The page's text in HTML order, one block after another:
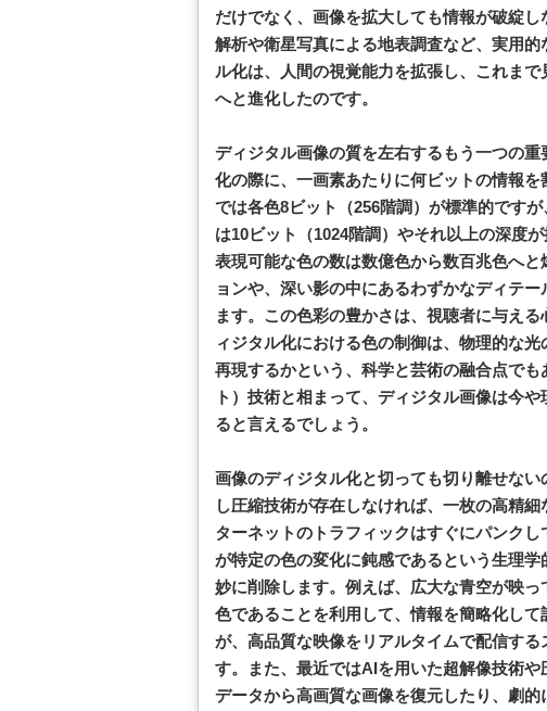
だけでなく、画像を拡大しても情報が破綻
解析や衛星写真による地表調査など、実用
ル化は、人間の視覚能力を拡張し、これま
へと進化したのです。
ディジタル画像の質を左右するもう一つの
化の際に、一画素あたりに何ビットの情報
では各色8ビット（256階調）が標準的です
は10ビット（1024階調）やそれ以上の深度
表現可能な色の数は数億色から数百兆色へ
ョンや、深い影の中にあるわずかなディテ
ます。この色彩の豊かさは、視聴者に与え
ィジタル化における色の制御は、物理的な
再現するかという、科学と芸術の融合点で
ト）技術と相まって、ディジタル画像は今
ると言えるでしょう。
画像のディジタル化と切っても切り離せな
し圧縮技術が存在しなければ、一枚の高精
ターネットのトラフィックはすぐにパンク
が特定の色の変化に鈍感であるという生理
妙に削除します。例えば、広大な青空が映
色であることを利用して、情報を簡略化し
が、高品質な映像をリアルタイムで配信す
す。また、最近ではAIを用いた超解像技術
データから高画質な画像を復元したり、劇